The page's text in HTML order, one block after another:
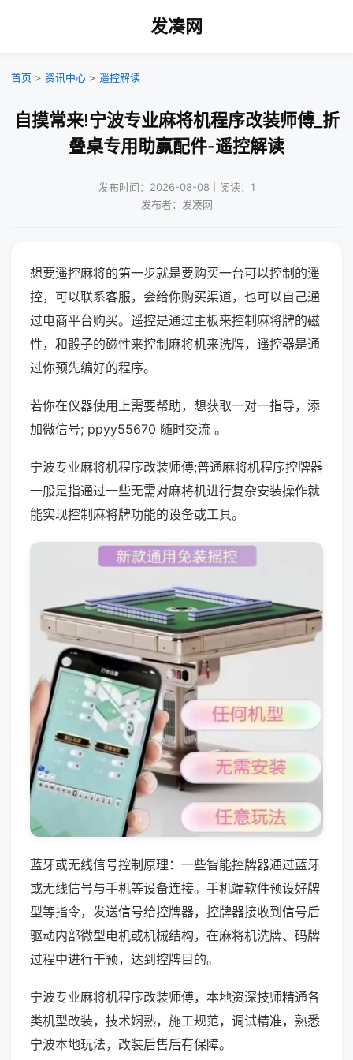
发凑网
首页 > 资讯中心 > 遥控解读
自摸常来!宁波专业麻将机程序改装师傅_折
叠桌专用助赢配件-遥控解读
发布时间：2026-08-08｜阅读：1
发布者：发凑网
想要遥控麻将的第一步就是要购买一台可以控制的遥
控，可以联系客服，会给你购买渠道，也可以自己通
过电商平台购买。遥控是通过主板来控制麻将牌的磁
性，和骰子的磁性来控制麻将机来洗牌，遥控器是通
过你预先编好的程序。
若你在仪器使用上需要帮助，想获取一对一指导，添
加微信号; ppyy55670 随时交流 。
宁波专业麻将机程序改装师傅;普通麻将机程序控牌器
一般是指通过一些无需对麻将机进行复杂安装操作就
能实现控制麻将牌功能的设备或工具。
蓝牙或无线信号控制原理：一些智能控牌器通过蓝牙
或无线信号与手机等设备连接。手机端软件预设好牌
型等指令，发送信号给控牌器，控牌器接收到信号后
驱动内部微型电机或机械结构，在麻将机洗牌、码牌
过程中进行干预，达到控牌目的。
宁波专业麻将机程序改装师傅，本地资深技师精通各
类机型改装，技术娴熟，施工规范，调试精准，熟悉
宁波本地玩法，改装后售后有保障。